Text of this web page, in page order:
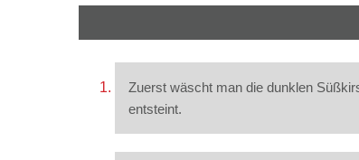
Zuerst wäscht man die dunklen
entsteint.